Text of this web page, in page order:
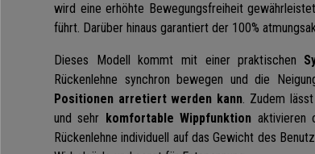
wird eine erhöhte Bewegungsfreiheit
führt. Darüber hinaus garantiert der 100%
Dieses Modell kommt mit einer praktischen
Rückenlehne synchron bewegen und die
Positionen arretiert werden kann. Zudem
und sehr komfortable Wippfunktion aktivieren
Rückenlehne individuell auf das Gewicht des